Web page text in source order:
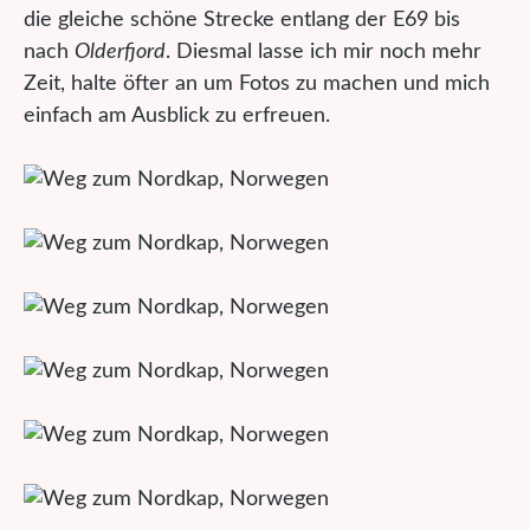
die gleiche schöne Strecke entlang der E69 bis
nach Olderfjord. Diesmal lasse ich mir noch mehr
Zeit, halte öfter an um Fotos zu machen und mich
einfach am Ausblick zu erfreuen.